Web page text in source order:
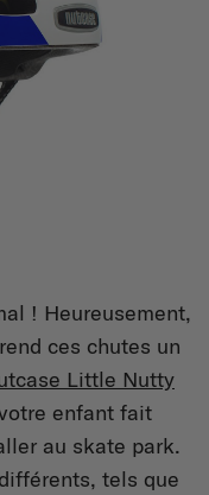
! Heureusement,
ces chutes un
Little Nutty
enfant fait
au skate park.
tels que